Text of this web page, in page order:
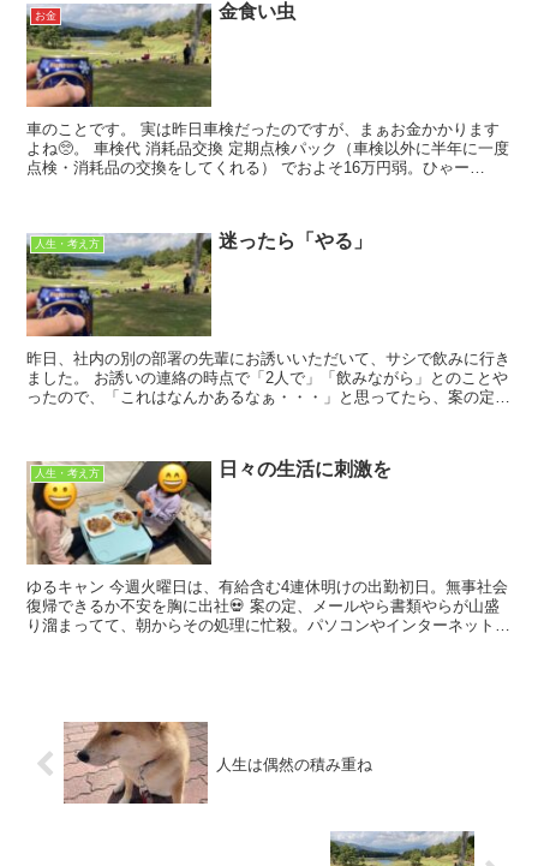
お金 金食い虫
車のことです。 実は昨日車検だったのですが、まぁお金かかります
よね🥺。 車検代 消耗品交換 定期点検パック（車検以外に半年に一度
点検・消耗品の交換をしてくれる） でおよそ16万円弱。ひゃー
人生・考え方 迷ったら「やる」
昨日、社内の別の部署の先輩にお誘いいただいて、サシで飲みに行き
ました。 お誘いの連絡の時点で「2人で」「飲みながら」とのことや
ったので、「これはなんかあるなぁ・・・」と思ってたら、案の定で
人生・考え方 日々の生活に刺激を
ゆるキャン 今週火曜日は、有給含む4連休明けの出勤初日。無事社会
復帰できるか不安を胸に出社💀 案の定、メールやら書類やらが山盛
り溜まってて、朝からその処理に忙殺。パソコンやインターネットが
人生は偶然の積み重ね